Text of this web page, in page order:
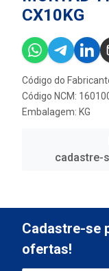
CX10KG
Código do
Código NCM:
Embalagem: KG
cadastre-
Cadastre-se
ofertas!